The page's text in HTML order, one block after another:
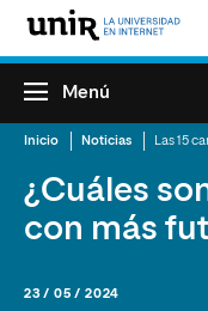
Menú
Inicio Noticias
¿Cuáles
con más
23 / 05 / 2024